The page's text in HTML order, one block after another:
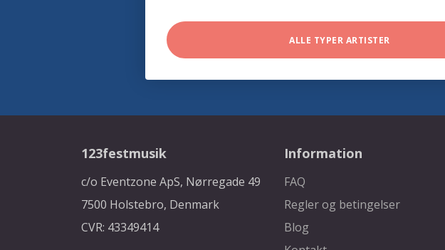
ALLE TYPER ARTISTER
123festmusik
c/o Eventzone ApS, Nørregade 49
7500 Holstebro, Denmark
CVR: 43349414
Information
FAQ
Regler og betingelser
Blog